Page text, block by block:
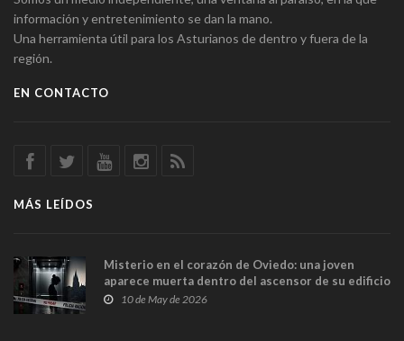
información y entretenimiento se dan la mano.
Una herramienta útil para los Asturianos de dentro y fuera de la
región.
EN CONTACTO
MÁS LEÍDOS
Misterio en el corazón de Oviedo: una joven
aparece muerta dentro del ascensor de su edificio
y las cámaras captan sus últimos minutos
10 de May de 2026